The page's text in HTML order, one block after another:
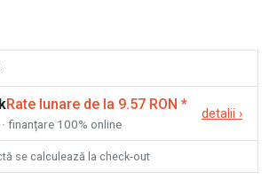
Rate lunare de la 9.57 RON *
finanțare 100% online
detalii ›
se calculează la check-out